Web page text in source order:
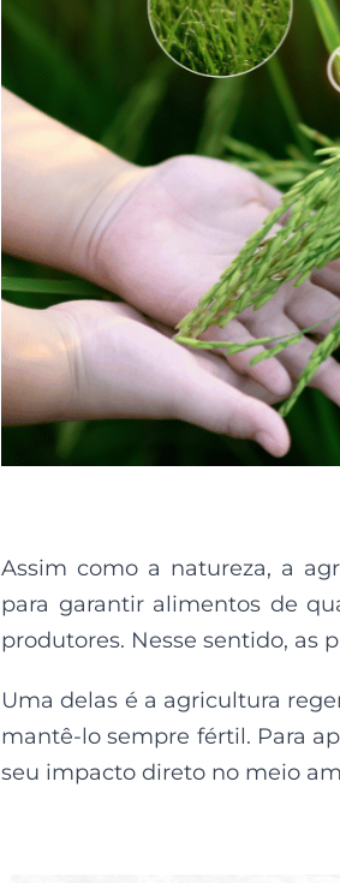
Assim como a natureza, a
para garantir alimentos de
produtores. Nesse sentido, as
Uma delas é a agricultura
mantê-lo sempre fértil. Para
seu impacto direto no meio